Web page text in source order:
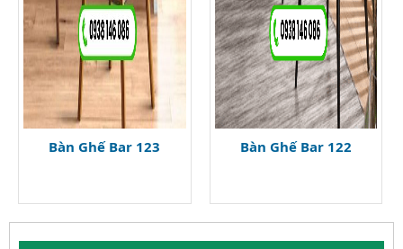
Bàn Ghế Bar 123 Bàn Ghế Bar 122